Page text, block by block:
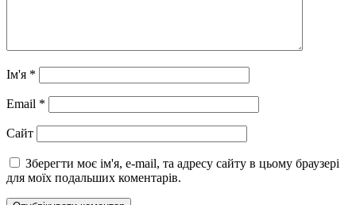
Ім'я *
Email *
Сайт
Зберегти моє ім'я, e-mail, та адресу сайту в цьому браузері
для моїх подальших коментарів.